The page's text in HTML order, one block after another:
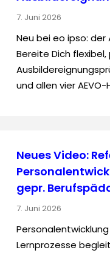
7. Juni 2026
Neu bei eo ipso: der
Bereite Dich
und allen vier
Neues Video:
gepr.
7. Juni 2026
Lernprozesse